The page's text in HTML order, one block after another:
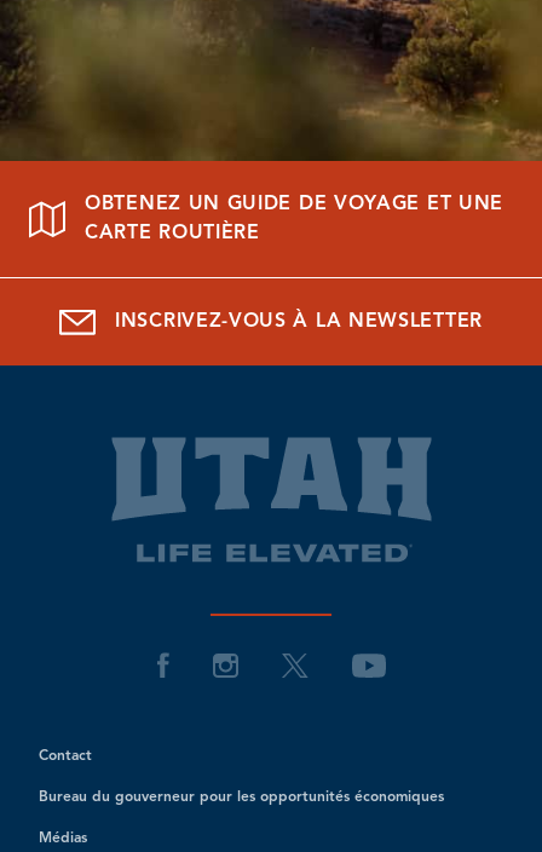
OBTENEZ UN GUIDE DE VOYAGE ET UNE
CARTE ROUTIÈRE
INSCRIVEZ-VOUS À LA NEWSLETTER
Contact
Bureau du gouverneur pour les opportunités économiques
Médias